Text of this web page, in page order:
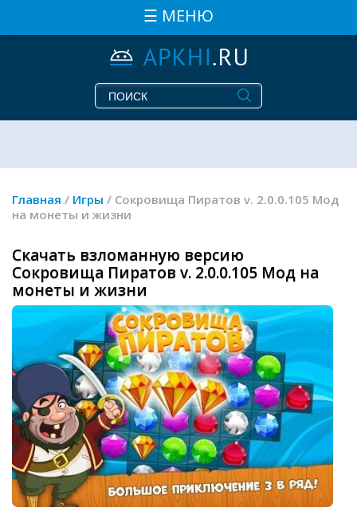
☰ МЕНЮ
Главная / Игры / Сокровища Пиратов v. 2.0.0.105 Мод
на монеты и жизни
Скачать взломанную версию
Сокровища Пиратов v. 2.0.0.105 Мод на
монеты и жизни